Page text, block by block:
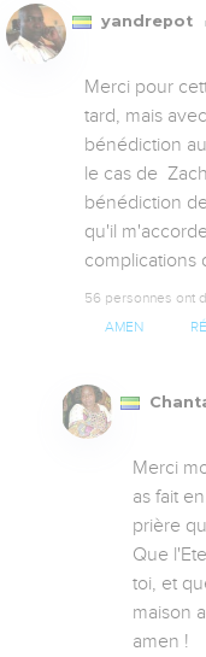
yandrepot
Merci pour
tard, mais
bénédiction
le cas de
bénédiction
qu'il
complications
56 personnes ont
AMEN
Merci
as fait
prière
Que
toi, et
maison
amen !